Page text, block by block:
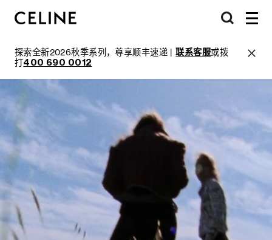
探索全新2026秋季系列，尊享顺丰速递 |联系客服或拨
打400 690 0012